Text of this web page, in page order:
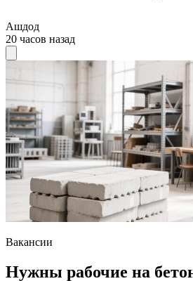
Ашдод
20 часов назад
Вакансии
Нужны рабочие на